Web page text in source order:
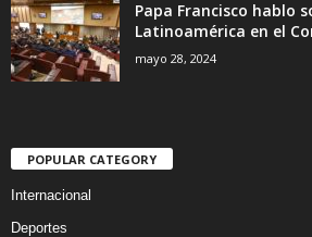
Papa Francisco hablo
Latinoamérica en el
mayo 28, 2024
POPULAR CATEGORY
Internacional
Deportes